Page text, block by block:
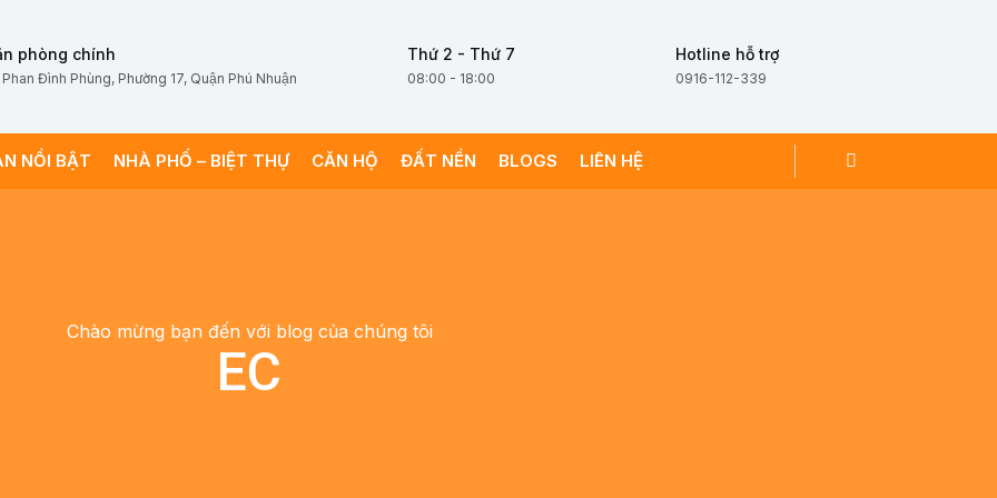
phòng chính
Phan Đình Phùng, Phường 17, Quận Phú Nhuận
Thứ 2 - Thứ 7
08:00 - 18:00
Hotline hỗ trợ
0916-112-339
NỔI BẬT NHÀ PHỐ – BIỆT THỰ CĂN HỘ ĐẤT NỀN BLOGS LIÊN HỆ
Chào mừng bạn đến với blog của chúng tôi
EC